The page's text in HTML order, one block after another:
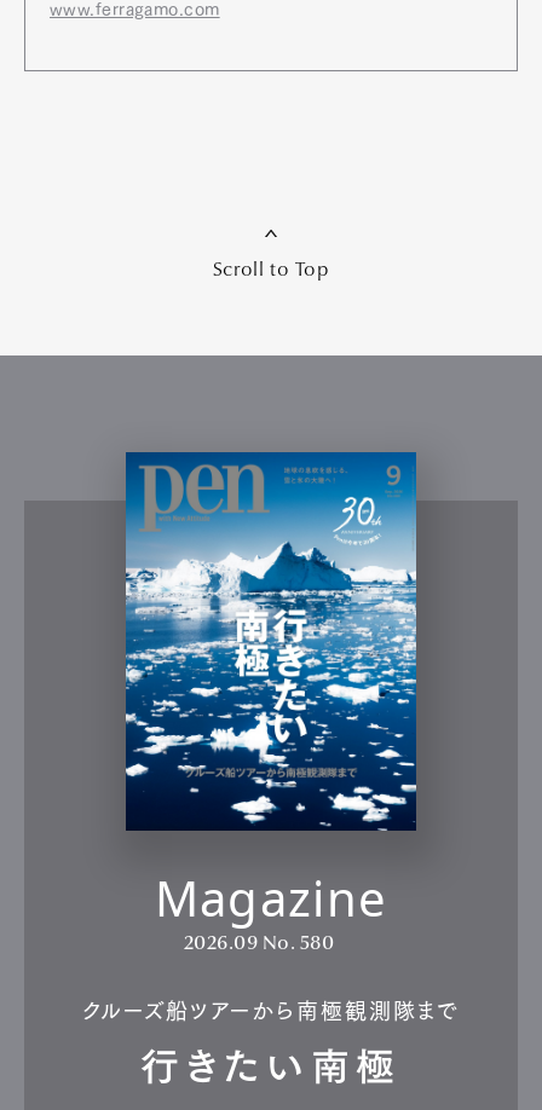
www.ferragamo.com
Scroll to Top
Magazine
2026.09 No. 580
クルーズ船ツアーから南極観測隊まで
行きたい南極